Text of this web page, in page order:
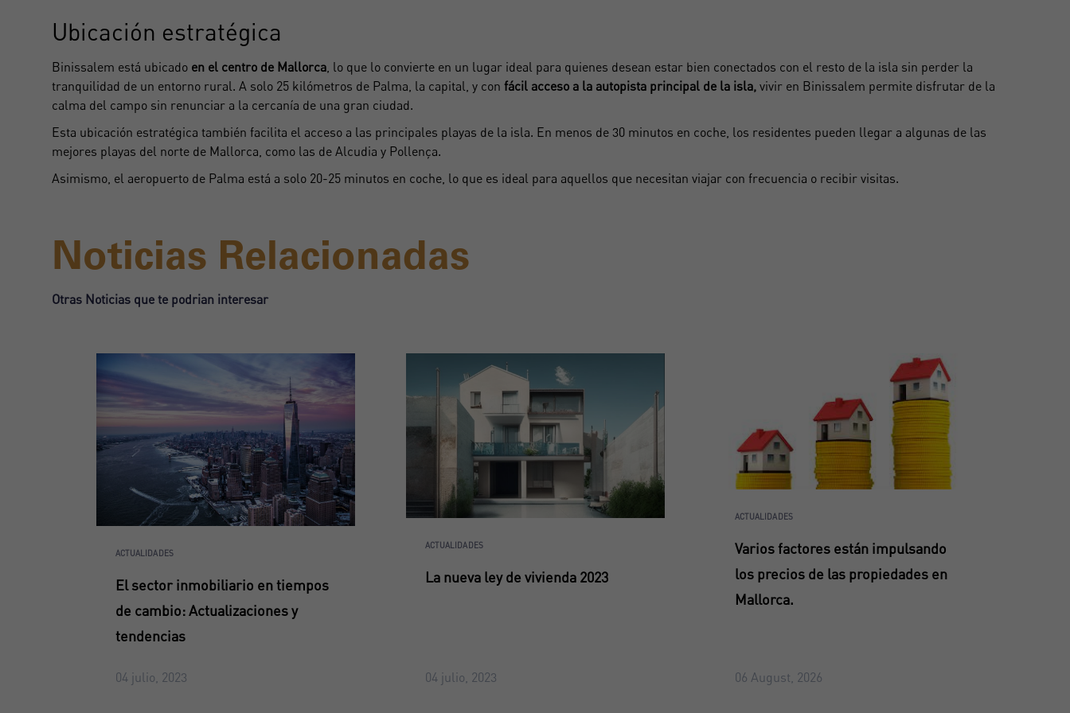
Ubicación estratégica
Binissalem está ubicado en el centro de Mallorca, lo que lo convierte en un lugar ideal para quienes desean estar bien conectados con el resto de la isla sin perder la
tranquilidad de un entorno rural. A solo 25 kilómetros de Palma, la capital, y con fácil acceso a la autopista principal de la isla,vivir en Binissalem permite disfrutar de la
calma del campo sin renunciar a la cercanía de una gran ciudad.
Esta ubicación estratégica también facilita el acceso a las principales playas de la isla. En menos de 30 minutos en coche, los residentes pueden llegar a algunas de las
mejores playas del norte de Mallorca, como las de Alcudia y Pollença.
Asimismo, el aeropuerto de Palma está a solo 20-25 minutos en coche, lo que es ideal para aquellos que necesitan viajar con frecuencia o recibir visitas.
Noticias Relacionadas
Otras Noticias que te podrian interesar
ACTUALIDADES
El sector inmobiliario en tiempos
de cambio: Actualizaciones y
tendencias
04 julio, 2023
ACTUALIDADES
La nueva ley de vivienda 2023
04 julio, 2023
ACTUALIDADES
Varios factores están impulsando
los precios de las propiedades en
Mallorca.
06 August, 2026